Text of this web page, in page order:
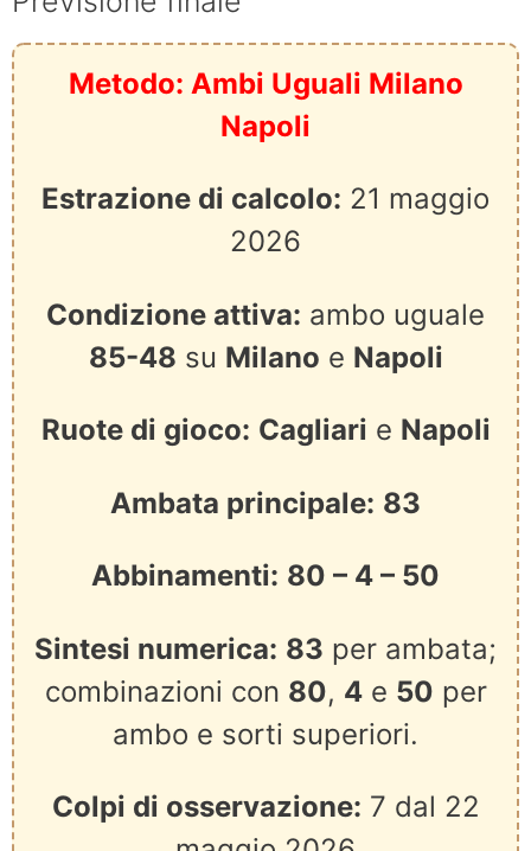
Metodo: Ambi Uguali Milano
Napoli
Estrazione di calcolo: 21 maggio
2026
Condizione attiva: ambo uguale
85-48 su Milano e Napoli
Ruote di gioco: Cagliari e Napoli
Ambata principale: 83
Abbinamenti: 80 – 4 – 50
Sintesi numerica: 83 per ambata;
combinazioni con 80, 4e 50 per
ambo e sorti superiori.
Colpi di osservazione: 7 dal 22